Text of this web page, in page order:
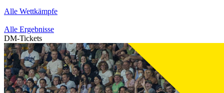
Alle Wettkämpfe
Alle Ergebnisse
DM-Tickets